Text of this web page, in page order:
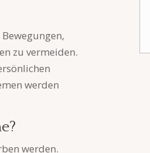
zu vermeiden.
werden
werden.